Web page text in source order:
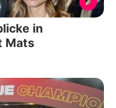
in
Mats